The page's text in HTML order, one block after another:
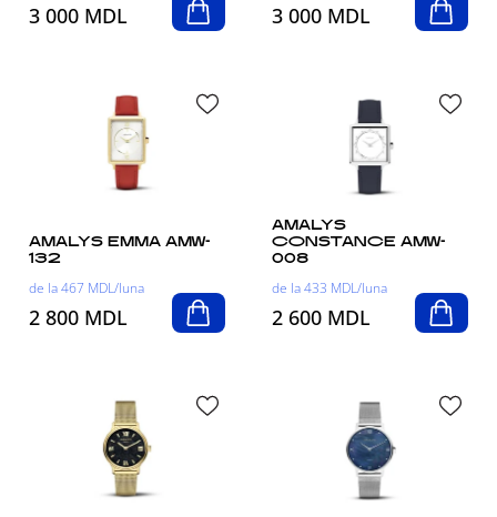
3 000 MDL 3 000 MDL
AMALYS EMMA AMW-
132
de la 467 MDL/luna
2 800 MDL
AMALYS
CONSTANCE AMW-
008
de la 433 MDL/luna
2 600 MDL